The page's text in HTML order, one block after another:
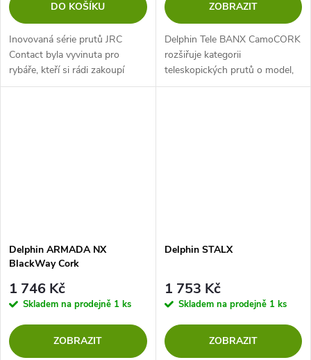
DO KOŠÍKU
Inovovaná série prutů JRC
Contact byla vyvinuta pro
rybáře, kteří si rádi zakoupí
skvělou kvalitu za dobrou cenu!
ZOBRAZIT
Delphin Tele BANX CamoCORK
rozšiřuje kategorii
teleskopických prutů o model,
který už na první pohled
Delphin ARMADA NX
BlackWay Cork
1 746 Kč
Skladem na prodejně 1 ks
ZOBRAZIT
Delphin STALX
1 753 Kč
Skladem na prodejně 1 ks
ZOBRAZIT